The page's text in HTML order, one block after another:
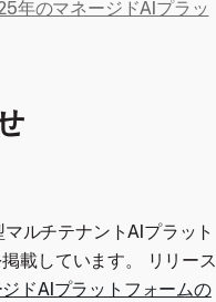
年のマネージドAIプラッ
ルチテナントAIプラット
載しています。 リリース
ドAIプラットフォームの